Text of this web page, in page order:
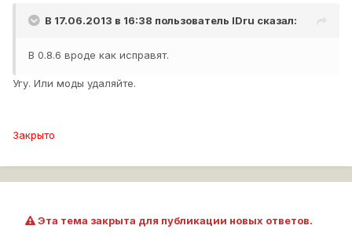
В 17.06.2013 в 16:38 пользователь IDru сказал:
В 0.8.6 вроде как исправят.
Угу. Или моды удаляйте.
Закрыто
Эта тема закрыта для публикации новых ответов.